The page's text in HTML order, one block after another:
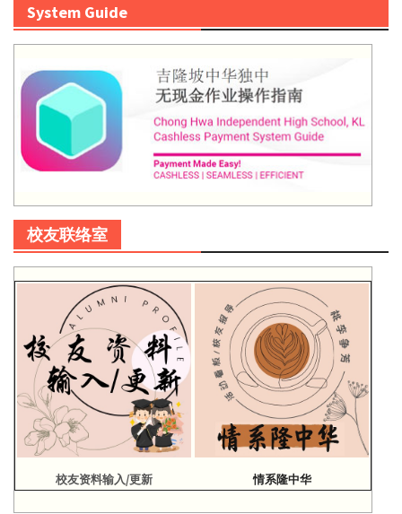
System Guide
校友联络室
校友资料输入/更新 情系隆中华